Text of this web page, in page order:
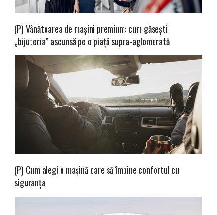
(P) Vânătoarea de mașini premium: cum găsești
„bijuteria” ascunsă pe o piață supra-aglomerată
(P) Cum alegi o mașină care să îmbine confortul cu
siguranța